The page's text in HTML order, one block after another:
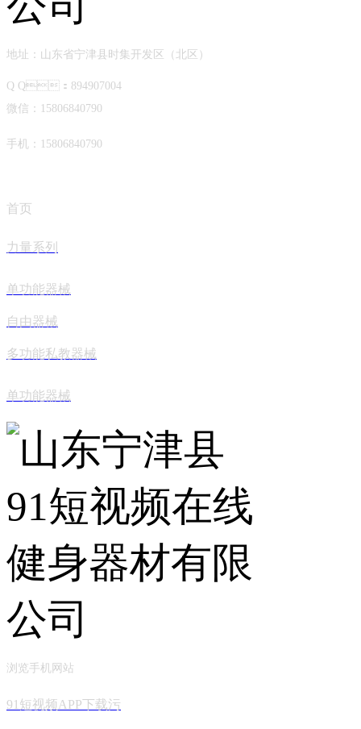
地址：山东省宁津县时集开发区（北区）
Q Q：894907004
微信：15806840790
手机：15806840790
首页
力量系列
单功能器械
自由器械
多功能私教器械
单功能器械
浏览手机网站
91短视频APP下载污